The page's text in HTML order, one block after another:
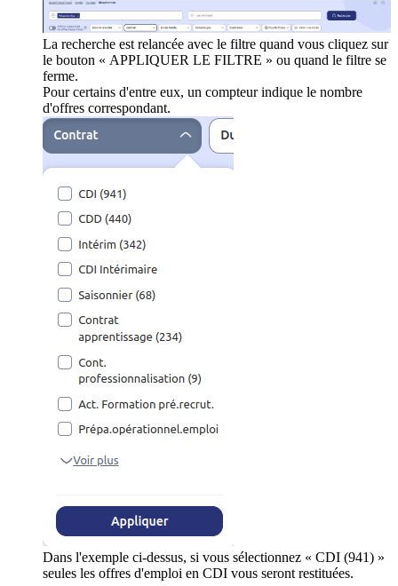
La recherche est relancée avec le filtre quand vous cliquez sur
le bouton « APPLIQUER LE FILTRE » ou quand le filtre se
ferme.
Pour certains d'entre eux, un compteur indique le nombre
d'offres correspondant.
Dans l'exemple ci-dessus, si vous sélectionnez « CDI (941) »
seules les offres d'emploi en CDI vous seront restituées.